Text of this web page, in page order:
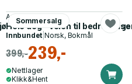
seg fra andres
Sommersalg
Annette Dragland
Hele deg - veien til bedre helse
Innbundet |Norsk, Bokmål
399,-239,-
Nettlager
Klikk&Hent